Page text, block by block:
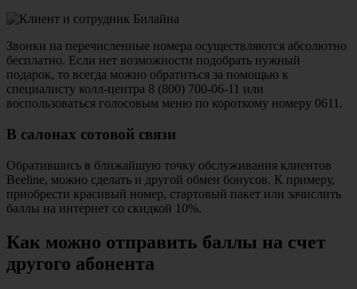
Звонки на перечисленные номера осуществляются абсолютно
бесплатно. Если нет возможности подобрать нужный
подарок, то всегда можно обратиться за помощью к
специалисту колл-центра 8 (800) 700-06-11 или
воспользоваться голосовым меню по короткому номеру 0611.
В салонах сотовой связи
Обратившись в ближайшую точку обслуживания клиентов
Beeline, можно сделать и другой обмен бонусов. К примеру,
приобрести красивый номер, стартовый пакет или зачислить
баллы на интернет со скидкой 10%.
Как можно отправить баллы на счет
другого абонента